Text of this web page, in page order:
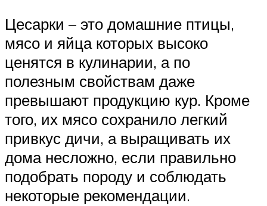
Цесарки – это домашние птицы,
мясо и яйца которых высоко
ценятся в кулинарии, а по
полезным свойствам даже
превышают продукцию кур. Кроме
того, их мясо сохранило легкий
привкус дичи, а выращивать их
дома несложно, если правильно
подобрать породу и соблюдать
некоторые рекомендации.